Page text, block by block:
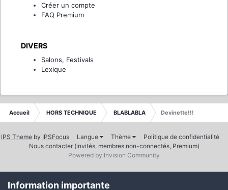
Créer un compte
FAQ Premium
DIVERS
Salons, Festivals
Lexique
Accueil HORS TECHNIQUE BLABLABLA Devinette!!!
IPS Theme by IPSFocus Langue Thème
Politique de confidentialité
Nous contacter (invités, membres non-connectés, Premium)
Powered by Invision Community
Information importante